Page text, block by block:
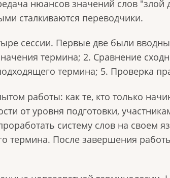
нюансов значений слов
сталкиваются переводчики.
сессии. Первые две были
термина; 2. Сравнение
термина; 5. Проверка
работы: как те, кто только
от уровня подготовки,
систему слов на своем
термина. После завершения